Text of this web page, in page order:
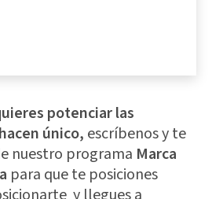
potenciar las
único, escríbenos y te
nuestro programa Marca
para que te posiciones
y llegues a